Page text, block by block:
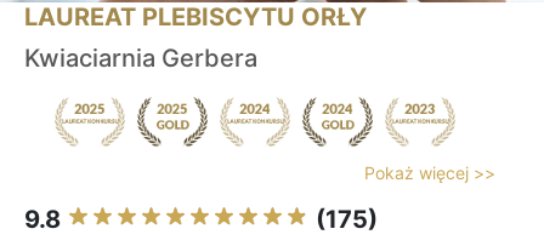
LAUREAT PLEBISCYTU ORŁY
Kwiaciarnia Gerbera
Pokaż więcej >>
9.8 (175)